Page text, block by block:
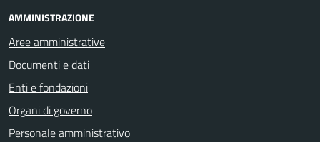
AMMINISTRAZIONE
Aree amministrative
Documenti e dati
Enti e fondazioni
Organi di governo
Personale amministrativo